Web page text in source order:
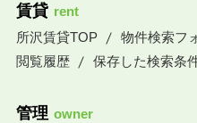
賃貸 rent
所沢賃貸TOP
物件検索フ
閲覧履歴
保存した検索条
管理 owner